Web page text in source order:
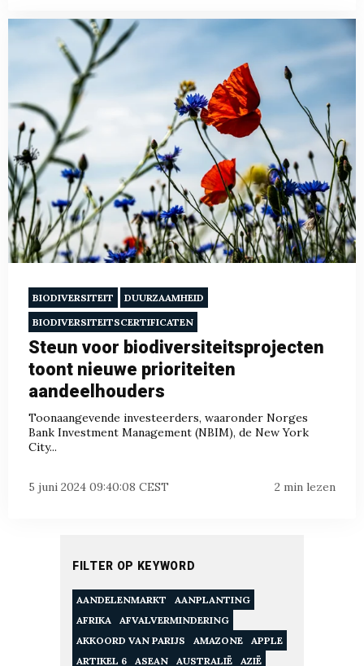
BIODIVERSITEIT
DUURZAAMHEID
BIODIVERSITEITSCERTIFICATEN
Steun voor biodiversiteitsprojecten
toont nieuwe prioriteiten
aandeelhouders
Toonaangevende investeerders, waaronder Norges
Bank Investment Management (NBIM), de New York
City...
5 juni 2024 09:40:08 CEST 2 min lezen
FILTER OP KEYWORD
AANDELENMARKT
AANPLANTING
AFRIKA
AFVALVERMINDERING
AKKOORD VAN PARIJS
AMAZONE
APPLE
ARTIKEL 6
ASEAN AUSTRALIË AZIË